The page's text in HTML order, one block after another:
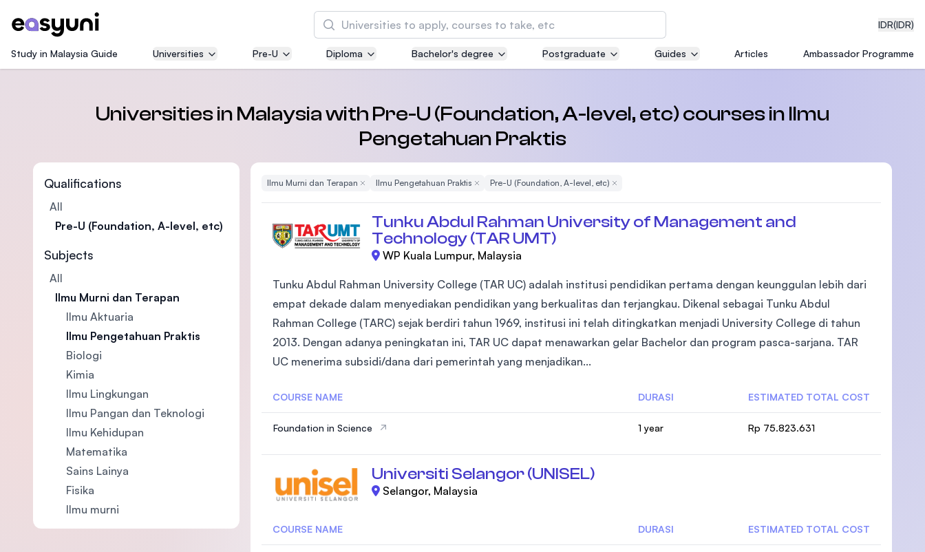
IDR(IDR)
Cari
Asia Pacific University of Technology and
Well-known for Computer Science, IT and Engineering
courses
International Medical University (IMU)
Malaysia's first and most established private medical
Asia School of Business (ASB)
MBA by Central Bank of Malaysia in collaboration with
SEGi University Kota Damansara
Study in Malaysia Guide Universities Pre-U Diploma Bachelor's degree Postgraduate Guides Articles Ambassador Programme
Universities in Malaysia with Pre-U (Foundation, A-level, etc) courses in Ilmu
Pengetahuan Praktis
Qualifications
All
Pre-U (Foundation, A-level, etc)
Subjects
All
Ilmu Murni dan Terapan
Ilmu Aktuaria
Ilmu Pengetahuan Praktis
Biologi
Kimia
Ilmu Lingkungan
Ilmu Pangan dan Teknologi
Ilmu Kehidupan
Matematika
Sains Lainya
Fisika
Ilmu murni
Ilmu Murni dan Terapan Remove Filter
Ilmu Pengetahuan Praktis Remove Filter
Pre-U (Foundation, A-level, etc) Remove Filter
Tunku Abdul Rahman University of Management and
Technology (TAR UMT)
WP Kuala Lumpur, Malaysia
Tunku Abdul Rahman University College (TAR UC) adalah institusi pendidikan pertama dengan keunggulan lebih dari
empat dekade dalam menyediakan pendidikan yang berkualitas dan terjangkau. Dikenal sebagai Tunku Abdul
Rahman College (TARC) sejak berdiri tahun 1969, institusi ini telah ditingkatkan menjadi University College di tahun
2013. Dengan adanya peningkatan ini, TAR UC dapat menawarkan gelar Bachelor dan program pasca-sarjana. TAR
UC menerima subsidi/dana dari pemerintah yang menjadikan...
COURSE NAME DURASI ESTIMATED TOTAL COST
Foundation in Science 1 year Rp 75.823.631
Universiti Selangor (UNISEL)
Selangor, Malaysia
COURSE NAME DURASI ESTIMATED TOTAL COST